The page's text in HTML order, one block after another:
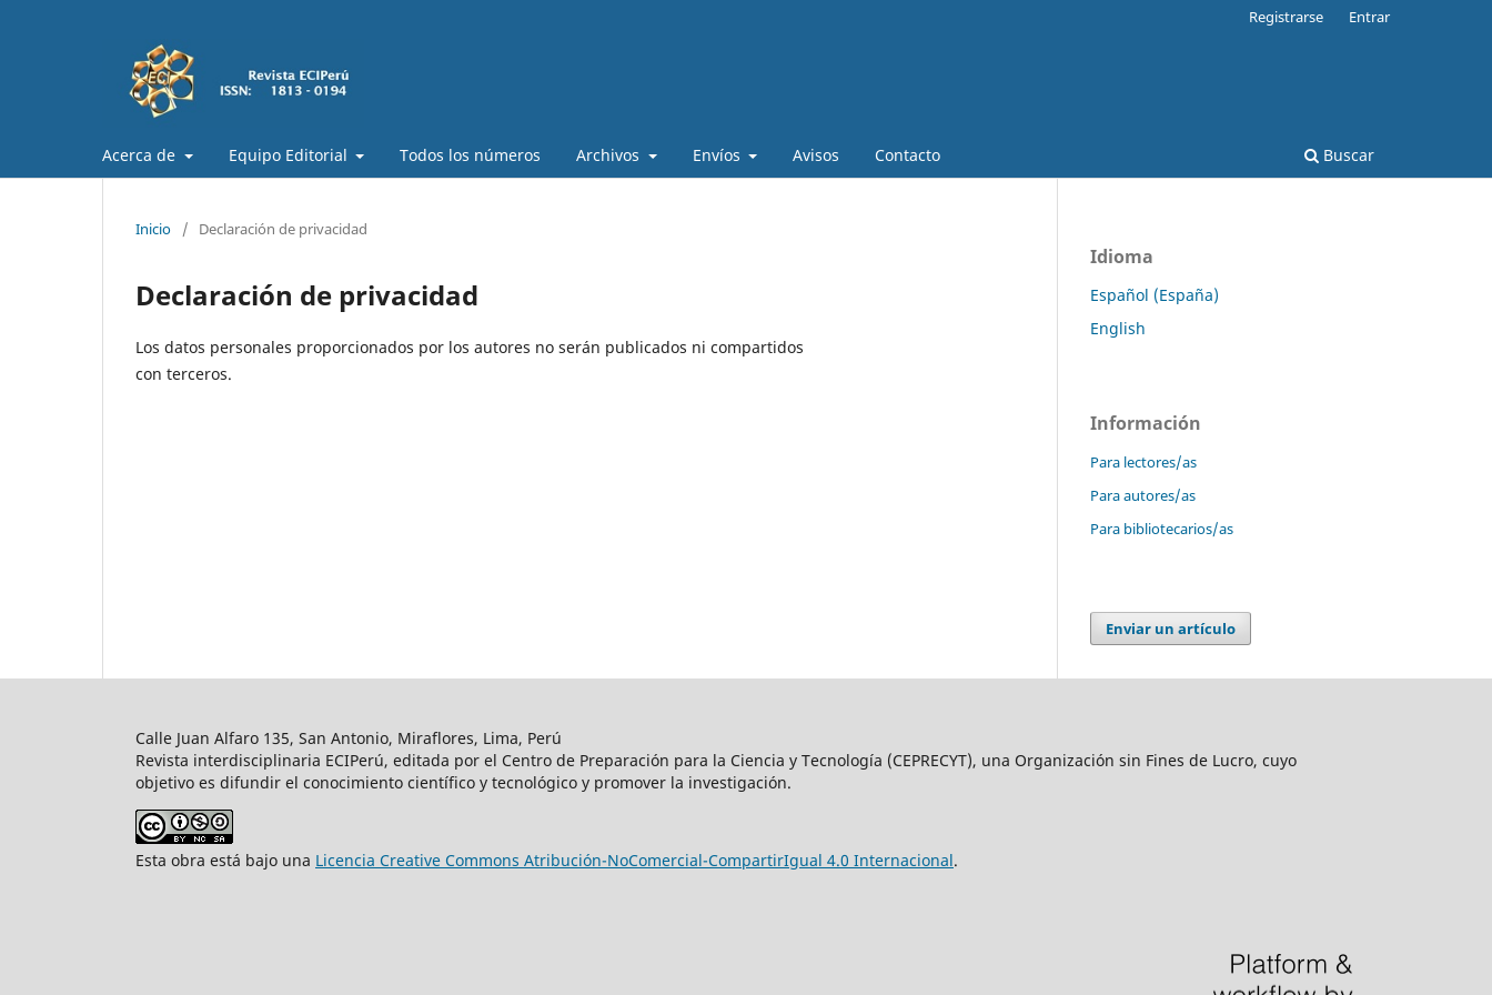
Acerca de Equipo Editorial Todos los números Archivos Envíos Avisos Contacto Buscar
Registrarse Entrar
Inicio / Declaración de privacidad
Declaración de privacidad
Los datos personales proporcionados por los autores no serán publicados ni compartidos
con terceros.
Idioma
Español (España)
English
Información
Para lectores/as
Para autores/as
Para bibliotecarios/as
Enviar un artículo
Calle Juan Alfaro 135, San Antonio, Miraflores, Lima, Perú
Revista interdisciplinaria ECIPerú, editada por el Centro de Preparación para la Ciencia y Tecnología (CEPRECYT), una Organización sin Fines de Lucro, cuyo
objetivo es difundir el conocimiento científico y tecnológico y promover la investigación.
Esta obra está bajo una Licencia Creative Commons Atribución-NoComercial-CompartirIgual 4.0 Internacional.